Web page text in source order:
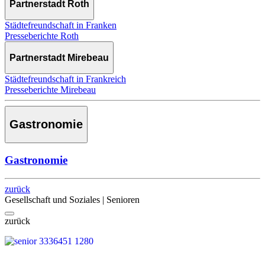
Partnerstadt Roth
Städtefreundschaft in Franken
Presseberichte Roth
Partnerstadt Mirebeau
Städtefreundschaft in Frankreich
Presseberichte Mirebeau
Gastronomie
Gastronomie
zurück
Gesellschaft und Soziales | Senioren
zurück